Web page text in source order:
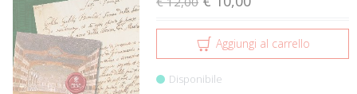
Aggiungi al carrello
Disponibile